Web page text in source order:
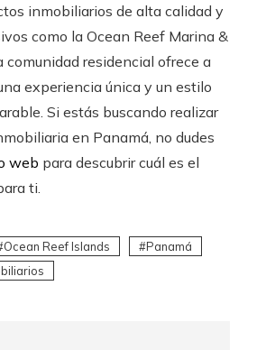
inmobiliarios de alta calidad y
como la Ocean Reef Marina &
comunidad residencial ofrece a
experiencia única y un estilo
Si estás buscando realizar
en Panamá, no dudes
web para descubrir cuál es el
ti.
Ocean Reef Islands
Panamá